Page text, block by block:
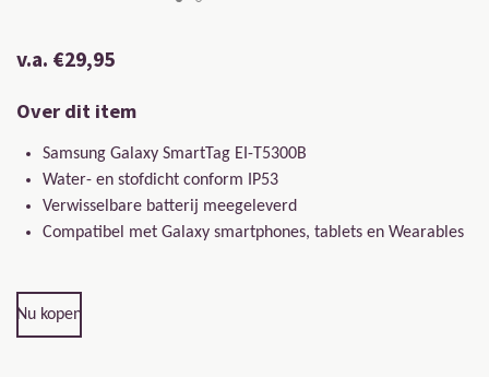
v.a. €29,95
Over dit item
Samsung Galaxy SmartTag EI-T5300B
Water- en stofdicht conform IP53
Verwisselbare batterij meegeleverd
Compatibel met Galaxy smartphones, tablets en Wearables
Nu kopen